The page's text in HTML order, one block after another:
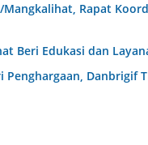
Mangkalihat, Rapat
Beri Edukasi dan
Penghargaan, Danbrigif